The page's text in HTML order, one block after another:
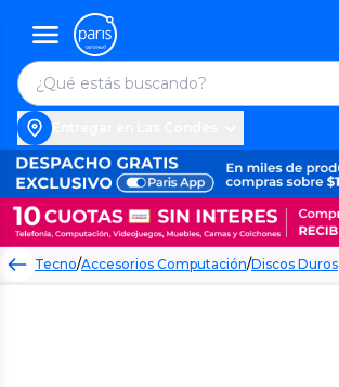
Tecno/Accesorios Computación/Discos Duros